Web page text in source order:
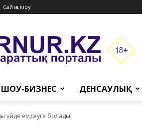
Сайтқа кіру
ШОУ-БИЗНЕС ДЕНСАУЛЫҚ
үйде емдеуге болады